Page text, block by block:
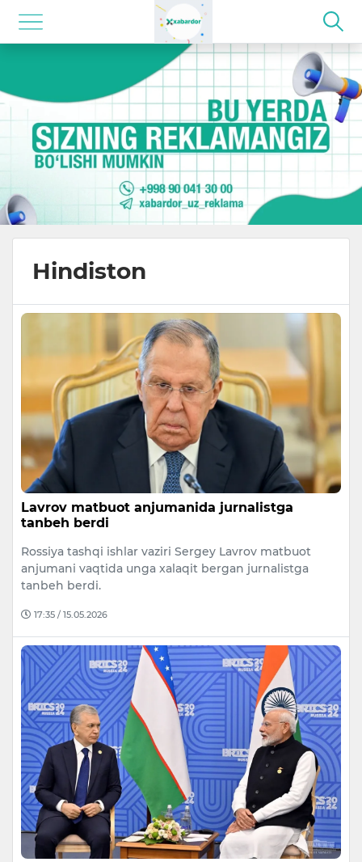
Hindiston
Lavrov matbuot anjumanida jurnalistga
tanbeh berdi
Rossiya tashqi ishlar vaziri Sergey Lavrov matbuot
anjumani vaqtida unga xalaqit bergan jurnalistga
tanbeh berdi.
17:35 / 15.05.2026